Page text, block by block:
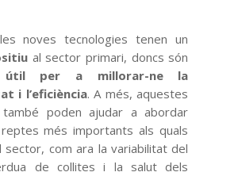
noves tecnologies tenen un
al sector primari, doncs són
útil per a millorar-ne la
i l’eficiència. A més, aquestes
també poden ajudar a abordar
més importants als quals
sector, com ara la variabilitat del
de collites i la salut dels